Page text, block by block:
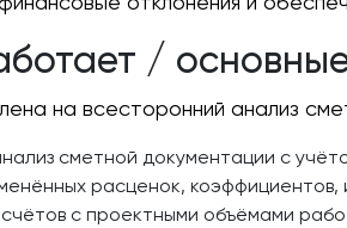
/
на всесторонний анализ
сметной документации с
расценок, коэффициентов,
с проектными объёмами